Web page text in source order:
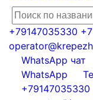
+79147035330
WhatsApp чат
WhatsApp
+79147035330